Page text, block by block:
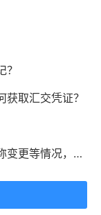
取汇交凭证？
单位保管资料人员发生变更或单位名称变更等情况，下次申请测绘成果需提交什么...